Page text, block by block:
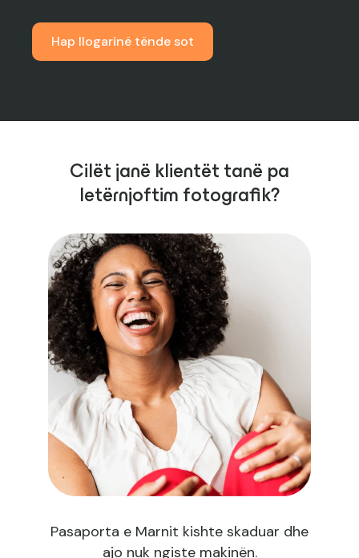
Hap llogarinë tënde sot
Cilët janë klientët tanë pa
letërnjoftim fotografik?
Pasaporta e Marnit kishte skaduar dhe
ajo nuk ngiste makinën.